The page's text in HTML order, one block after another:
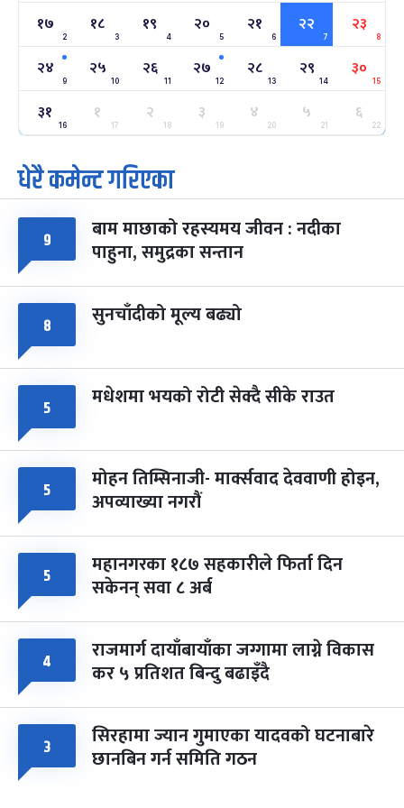
सोम
अन्तराष्ट्रिय नारी दिवस
फाल्गुन २४, २०८३- Mar 8, 2027
७ महिना बाँकी
२५
मंगल
ग्याल्पो ल्होसार
फाल्गुन २५, २०८३ Mar 9, 2027
७ महिना बाँकी
७
आइत
पूर्णिमा व्रत
चैत्र ७, २०८३-Mar 21, 2027
८ फागुपूर्णिमा
चैत्र ८, २०८३-Mar 22, 2027
७ महिना बाँकी
१७
2
१८
3
१९
4
२०
5
२१
6
२२
7
२३
8
२४
9
२५
10
२६
11
२७
12
२८
13
२९
14
३०
15
३१
16
१
17
२
18
३
19
४
20
५
21
६
22
धेरै कमेन्ट गरिएका
९ बाम माछाको रहस्यमय जीवन : नदीका
पाहुना, समुद्रका सन्तान
८ सुनचाँदीको मूल्य बढ्यो
५ मधेशमा भयको रोटी सेक्दै सीके राउत
५ मोहन तिम्सिनाजी- मार्क्सवाद देववाणी होइन,
अपव्याख्या नगरौं
५ महानगरका १८७ सहकारीले फिर्ता दिन
सकेनन् सवा ८ अर्ब
४ राजमार्ग दायाँबायाँका जग्गामा लाग्ने विकास
कर ५ प्रतिशत बिन्दु बढाइँदै
३ सिरहामा ज्यान गुमाएका यादवको घटनाबारे
छानबिन गर्न समिति गठन